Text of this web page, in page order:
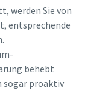
werden Sie von
entsprechende
behebt
sogar proaktiv